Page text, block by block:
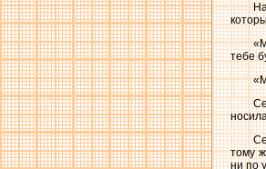
тебе
тому
ни по